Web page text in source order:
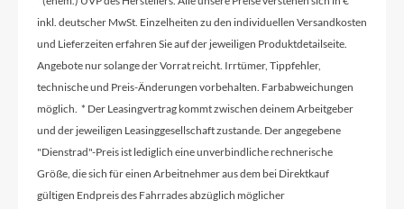
Größen Optionen des Herstellers
46cm / 51cm / 56cm
inkl. deutscher MwSt. Einzelheiten zu den individuellen Versandkosten
und Lieferzeiten erfahren Sie auf der jeweiligen Produktdetailseite.
Angebote nur solange der Vorrat reicht. Irrtümer, Tippfehler,
technische und Preis-Änderungen vorbehalten. Farbabweichungen
möglich. * Der Leasingvertrag kommt zwischen deinem Arbeitgeber
und der jeweiligen Leasinggesellschaft zustande. Der angegebene
"Dienstrad"-Preis ist lediglich eine unverbindliche rechnerische
Größe, die sich für einen Arbeitnehmer aus dem bei Direktkauf
gültigen Endpreis des Fahrrades abzüglich möglicher